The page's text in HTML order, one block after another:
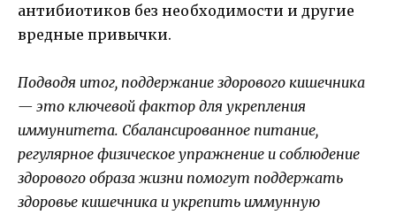
антибиотиков без необходимости и другие
вредные привычки.
Подводя итог, поддержание здорового кишечника
— это ключевой фактор для укрепления
иммунитета. Сбалансированное питание,
регулярное физическое упражнение и соблюдение
здорового образа жизни помогут поддержать
здоровье кишечника и укрепить иммунную